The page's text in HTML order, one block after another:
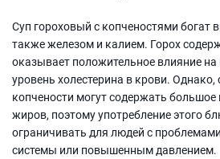
Суп гороховый с копченостями богат
также железом и калием. Горох
оказывает положительное влияние
уровень холестерина в крови. Однако,
копчености могут содержать большое
жиров, поэтому употребление этого
ограничивать для людей с
системы или повышенным давлением.